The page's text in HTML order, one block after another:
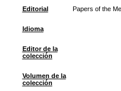
Editorial
Papers of the
Idioma
Editor de la
colección
Volumen de la
colección